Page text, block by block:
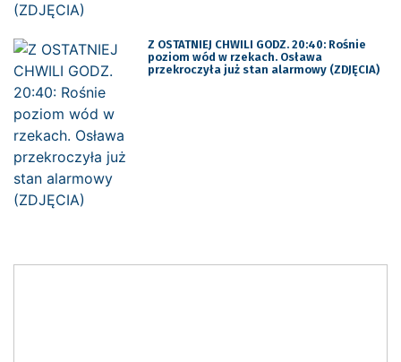
Z OSTATNIEJ CHWILI GODZ. 20:40: Rośnie
poziom wód w rzekach. Osława
przekroczyła już stan alarmowy (ZDJĘCIA)